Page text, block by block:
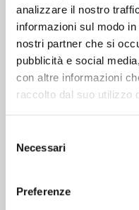
analizzare il nostro
informazioni sul modo
nostri partner che si
pubblicità e social
con altre informazioni
raccolto dal suo utilizzo
delNecessari
Preferenze